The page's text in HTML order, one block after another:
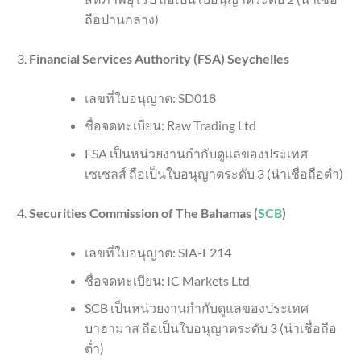
ถือปานกลาง)
Financial Services Authority (FSA) Seychelles
เลขที่ใบอนุญาต: SD018
ชื่อจดทะเบียน: Raw Trading Ltd
FSA เป็นหน่วยงานกำกับดูแลของประเทศ
เซเชลส์ ถือเป็นใบอนุญาตระดับ 3 (น่าเชื่อถือต่ำ)
Securities Commission of The Bahamas (SCB)
เลขที่ใบอนุญาต: SIA-F214
ชื่อจดทะเบียน: IC Markets Ltd
SCB เป็นหน่วยงานกำกับดูแลของประเทศ
บาฮามาส ถือเป็นใบอนุญาตระดับ 3 (น่าเชื่อถือ
ต่ำ)